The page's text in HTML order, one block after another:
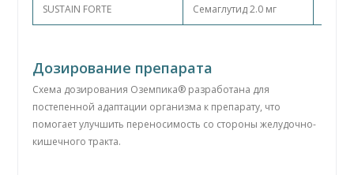
SUSTAIN FORTE Семаглутид 2.0 мг
Дозирование препарата
Схема дозирования Оземпика® разработана для
постепенной адаптации организма к препарату, что
помогает улучшить переносимость со стороны желудочно-
кишечного тракта.